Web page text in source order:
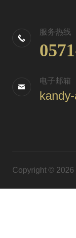
服务热线
电子邮箱
Copyright © 2026